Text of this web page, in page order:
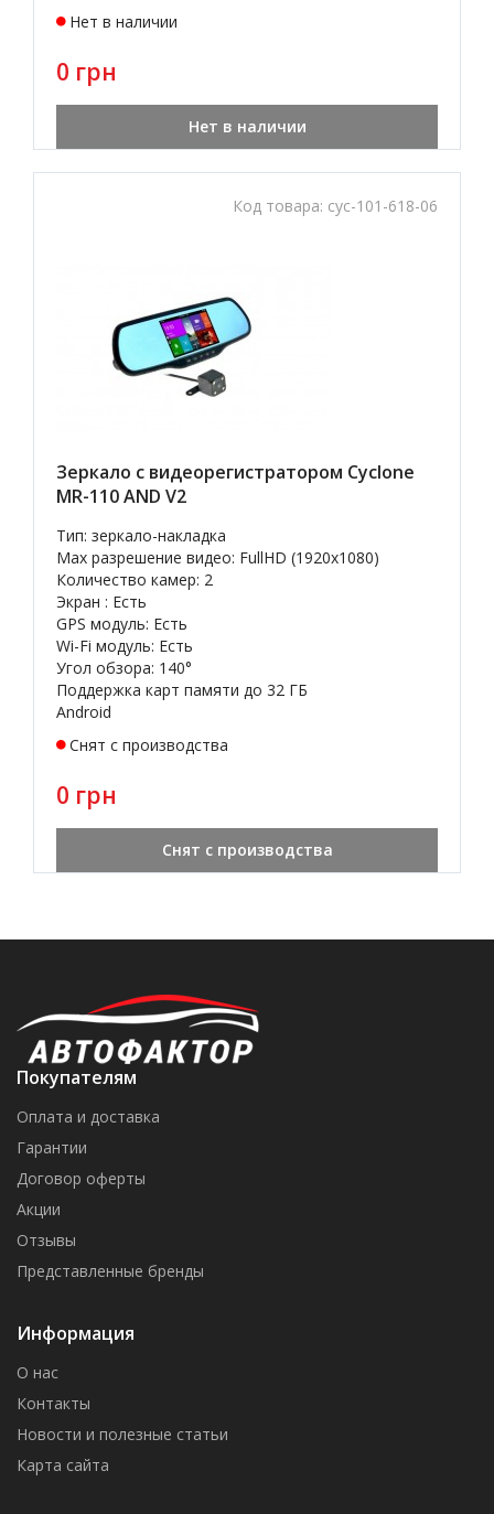
Нет в наличии
0 грн
Нет в наличии
Код товара: cyc-101-618-06
Зеркало с видеорегистратором Cyclone
MR-110 AND V2
Тип: зеркало-накладка
Max разрешение видео: FullHD (1920x1080)
Количество камер: 2
Экран : Есть
GPS модуль: Есть
Wi-Fi модуль: Есть
Угол обзора: 140°
Поддержка карт памяти до 32 ГБ
Android
Снят с производства
0 грн
Снят с производства
Покупателям
Оплата и доставка
Гарантии
Договор оферты
Акции
Отзывы
Представленные бренды
Информация
О нас
Контакты
Новости и полезные статьи
Карта сайта